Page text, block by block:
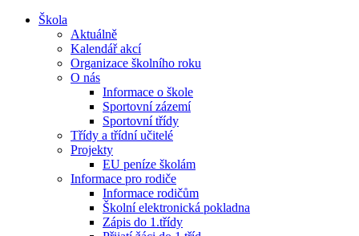
Škola
Aktuálně
Kalendář akcí
Organizace školního roku
O nás
Informace o škole
Sportovní zázemí
Sportovní třídy
Třídy a třídní učitelé
Projekty
EU peníze školám
Informace pro rodiče
Informace rodičům
Školní elektronická pokladna
Zápis do 1.třídy